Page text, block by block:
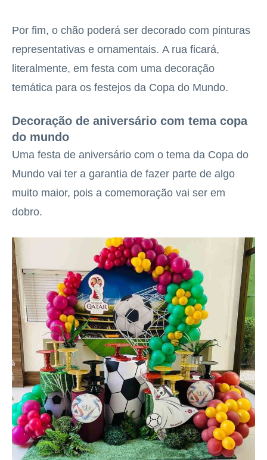
Por fim, o chão poderá ser decorado com pinturas
representativas e ornamentais. A rua ficará,
literalmente, em festa com uma decoração
temática para os festejos da Copa do Mundo.
Decoração de aniversário com tema copa
do mundo
Uma festa de aniversário com o tema da Copa do
Mundo vai ter a garantia de fazer parte de algo
muito maior, pois a comemoração vai ser em
dobro.